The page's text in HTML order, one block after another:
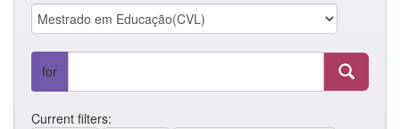
for
Current filters: